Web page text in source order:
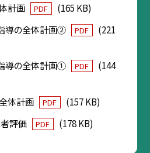
計画
PDF
(165 KB)
導の全体計画②
PDF
(221
導の全体計画①
PDF
(144
体計画
PDF
(157 KB)
者評価
PDF (178 KB)